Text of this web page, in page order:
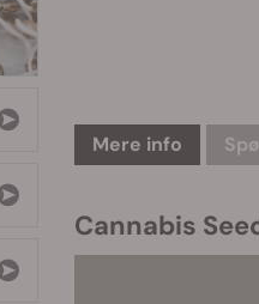
Mere info
Cannabis